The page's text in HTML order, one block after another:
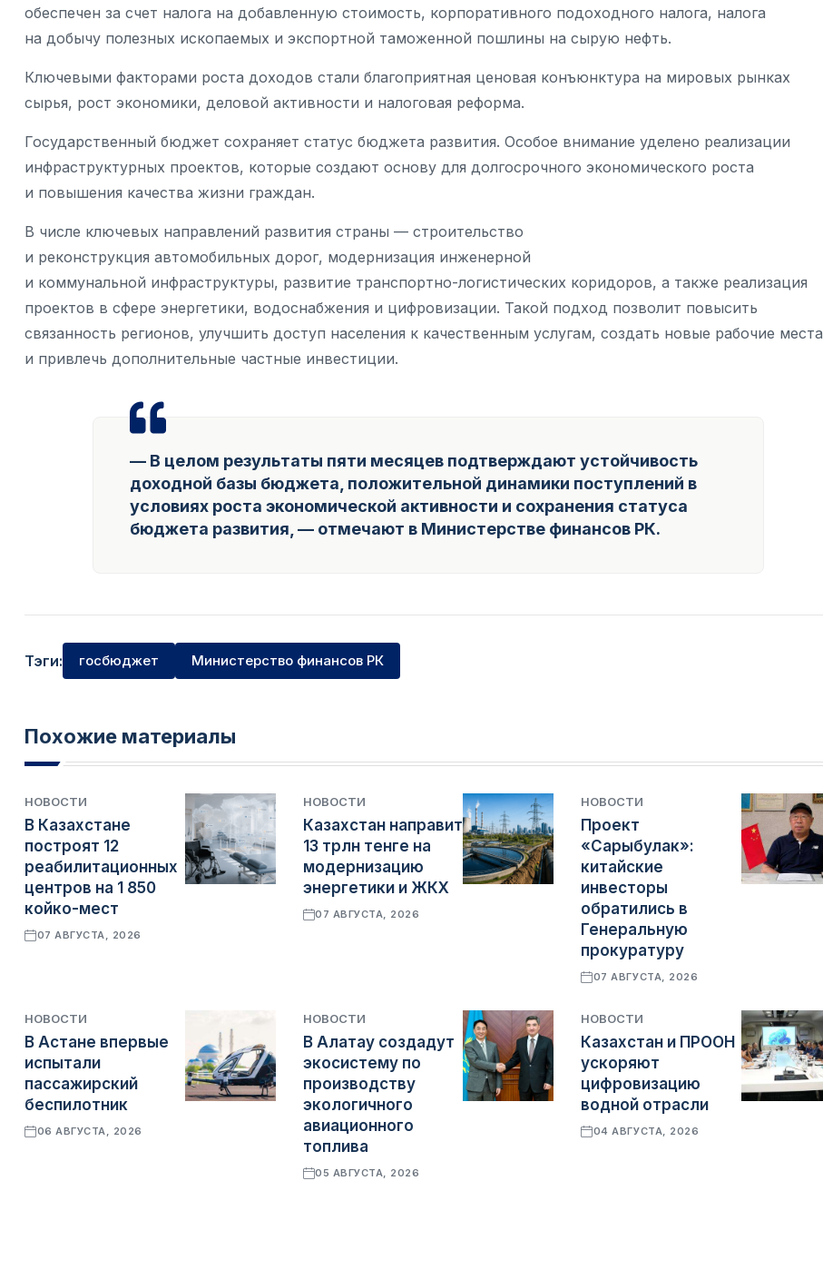
обеспечен за счет налога на добавленную стоимость, корпоративного подоходного налога, налога
на добычу полезных ископаемых и экспортной таможенной пошлины на сырую нефть.
Ключевыми факторами роста доходов стали благоприятная ценовая конъюнктура на мировых рынках
сырья, рост экономики, деловой активности и налоговая реформа.
Государственный бюджет сохраняет статус бюджета развития. Особое внимание уделено реализации
инфраструктурных проектов, которые создают основу для долгосрочного экономического роста
и повышения качества жизни граждан.
В числе ключевых направлений развития страны — строительство
и реконструкция автомобильных дорог, модернизация инженерной
и коммунальной инфраструктуры, развитие транспортно-логистических коридоров, а также реализация
проектов в сфере энергетики, водоснабжения и цифровизации. Такой подход позволит повысить
связанность регионов, улучшить доступ населения к качественным услугам, создать новые рабочие места
и привлечь дополнительные частные инвестиции.
— В целом результаты пяти месяцев подтверждают устойчивость
доходной базы бюджета, положительной динамики поступлений в
условиях роста экономической активности и сохранения статуса
бюджета развития, — отмечают в Министерстве финансов РК.
Тэги: госбюджет Министерство финансов РК
Похожие материалы
НОВОСТИ
В Казахстане
построят 12
реабилитационных
центров на 1 850
койко-мест
07 АВГУСТА, 2026
НОВОСТИ
Казахстан направит
13 трлн тенге на
модернизацию
энергетики и ЖКХ
07 АВГУСТА, 2026
НОВОСТИ
Проект
«Сарыбулак»:
китайские
инвесторы
обратились в
Генеральную
прокуратуру
07 АВГУСТА, 2026
НОВОСТИ
В Астане впервые
испытали
пассажирский
беспилотник
06 АВГУСТА, 2026
НОВОСТИ
В Алатау создадут
экосистему по
производству
экологичного
авиационного
топлива
05 АВГУСТА, 2026
НОВОСТИ
Казахстан и ПРООН
ускоряют
цифровизацию
водной отрасли
04 АВГУСТА, 2026